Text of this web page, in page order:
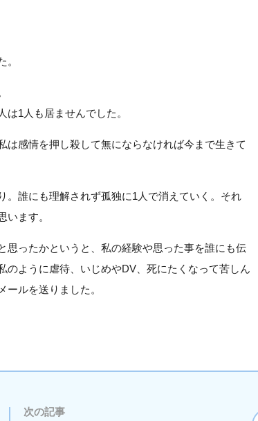
。
1人も居ませんでした。
感情を押し殺して無にならなければ今まで生きて
誰にも理解されず孤独に1人で消えていく。それ
います。
ったかというと、私の経験や思った事を誰にも伝
のように虐待、いじめやDV、死にたくなって苦しん
ルを送りました。
次の記事